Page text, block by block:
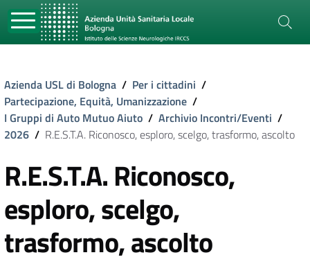
Azienda USL di Bologna / Per i cittadini /
Partecipazione, Equità, Umanizzazione /
I Gruppi di Auto Mutuo Aiuto / Archivio Incontri/Eventi /
2026 / R.E.S.T.A. Riconosco, esploro, scelgo, trasformo, ascolto
R.E.S.T.A. Riconosco,
esploro, scelgo,
trasformo, ascolto